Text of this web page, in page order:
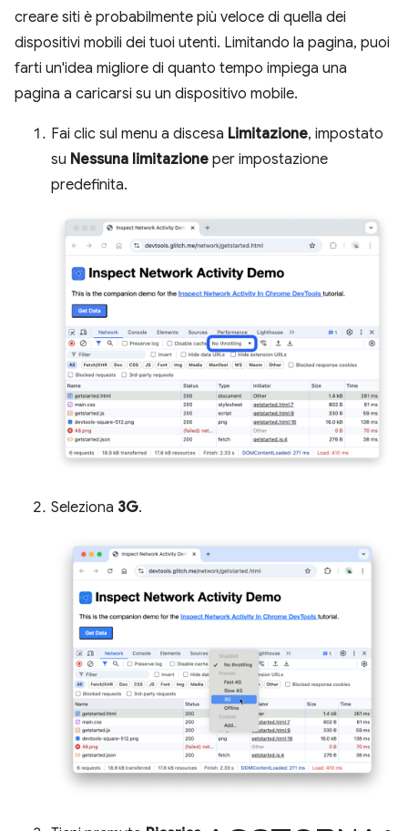
creare siti è probabilmente più veloce di quella dei
dispositivi mobili dei tuoi utenti. Limitando la pagina, puoi
farti un'idea migliore di quanto tempo impiega una
pagina a caricarsi su un dispositivo mobile.
Fai clic sul menu a discesa Limitazione, impostato
su Nessuna limitazione per impostazione
predefinita.
Seleziona 3G.